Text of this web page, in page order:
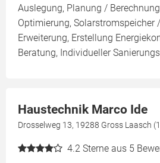
Auslegung, Planung /
Optimierung, Solarstromspeicher
Erweiterung, Erstellung
Beratung, Individueller
Haustechnik Marco Ide
Drosselweg 13, 19288 Gross Laasch
4.2 Sterne aus 5